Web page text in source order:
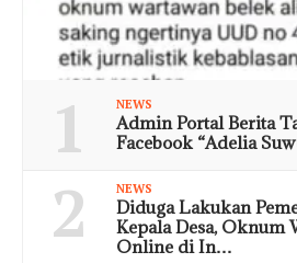
1 NEWS
Admin Portal Berita
Facebook “Adelia
2 NEWS
Diduga Lakukan
Kepala Desa, Oknum
Online di In…